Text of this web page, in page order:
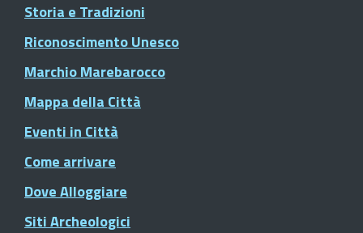
Storia e Tradizioni
Riconoscimento Unesco
Marchio Marebarocco
Mappa della Città
Eventi in Città
Come arrivare
Dove Alloggiare
Siti Archeologici